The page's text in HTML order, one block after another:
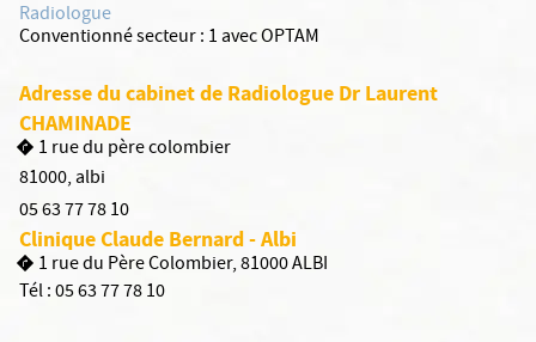
Radiologue
Conventionné secteur : 1 avec OPTAM
Adresse du cabinet de Radiologue Dr Laurent
CHAMINADE
1 rue du père colombier
81000,albi
05 63 77 78 10
Clinique Claude Bernard - Albi
1 rue du Père Colombier, 81000 ALBI
Tél :05 63 77 78 10